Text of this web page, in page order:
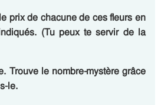
prix de chacune de ces fleurs en
(Tu peux te servir de la
Trouve le nombre-mystère grâce
le.